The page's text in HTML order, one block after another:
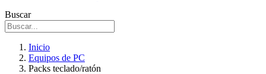
Buscar
Inicio
Equipos de PC
Packs teclado/ratón